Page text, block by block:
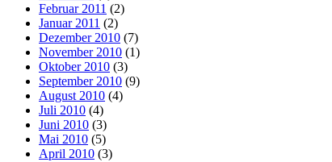
Februar 2011 (2)
Januar 2011 (2)
Dezember 2010 (7)
November 2010 (1)
Oktober 2010 (3)
September 2010 (9)
August 2010 (4)
Juli 2010 (4)
Juni 2010 (3)
Mai 2010 (5)
April 2010 (3)